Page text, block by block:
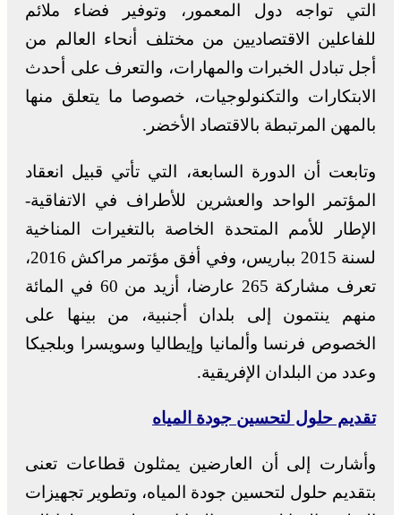
التي تواجه دول المعمور، وتوفير فضاء ملائم
للفاعلين الاقتصاديين من مختلف أنحاء العالم من
أجل تبادل الخبرات والمهارات، والتعرف على أحدث
الابتكارات والتكنولوجيات، خصوصا ما يتعلق منها
بالمهن المرتبطة بالاقتصاد الأخضر.
وتابعت أن الدورة السابعة، التي تأتي قبيل انعقاد
المؤتمر الواحد والعشرين للأطراف في الاتفاقية-
الإطار للأمم المتحدة الخاصة بالتغيرات المناخية
لسنة 2015 بباريس، وفي أفق مؤتمر مراكش 2016،
تعرف مشاركة 265 عارضا، أزيد من 60 في المائة
منهم ينتمون إلى بلدان أجنبية، من بينها على
الخصوص فرنسا وألمانيا وإيطاليا وسويسرا وبلجيكا
وعدد من البلدان الإفريقية.
تقديم حلول لتحسين جودة المياه
وأشارت إلى أن العارضين يمثلون قطاعات تعنى
بتقديم حلول لتحسين جودة المياه، وتطوير تجهيزات